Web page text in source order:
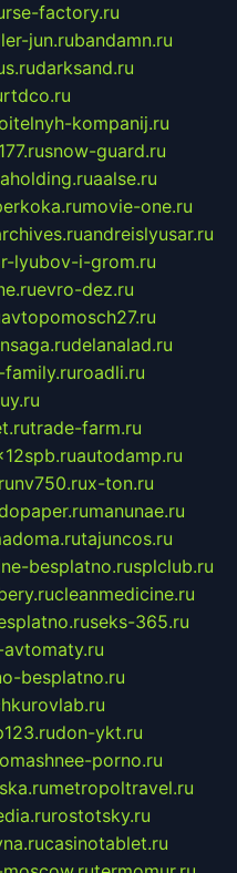
factory.ru
jun.rubandamn.ru
darksand.ru
rtdco.ru
kompanij.ru
snow-guard.ru
aalse.ru
movie-one.ru
andreislyusar.ru
lyubov-i-grom.ru
evro-dez.ru
avtopomosch27.ru
delanalad.ru
family.ruroadli.ru
trade-farm.ru
autodamp.ru
nv750.rux-ton.ru
manunae.ru
tajuncos.ru
besplatno.rusplclub.ru
cleanmedicine.ru
seks-365.ru
besplatno.ru
don-ykt.ru
porno.ru
metropoltravel.ru
rostotsky.ru
casinotablet.ru